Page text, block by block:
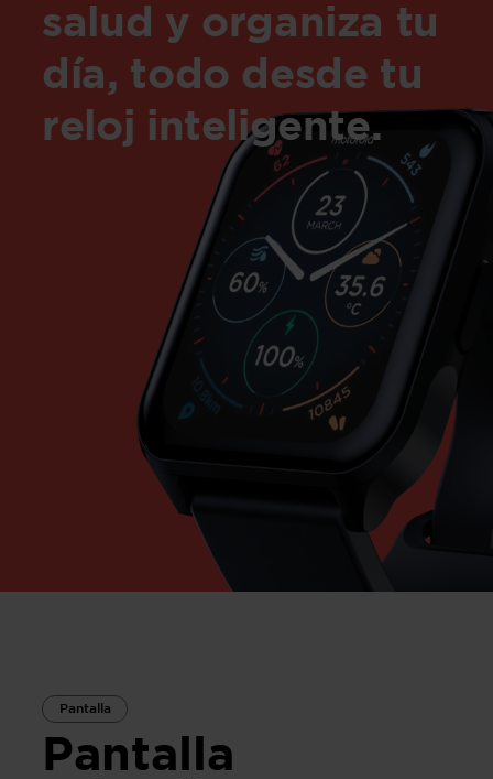
salud y organiza tu
día, todo desde tu
reloj inteligente.
Pantalla
Pantalla